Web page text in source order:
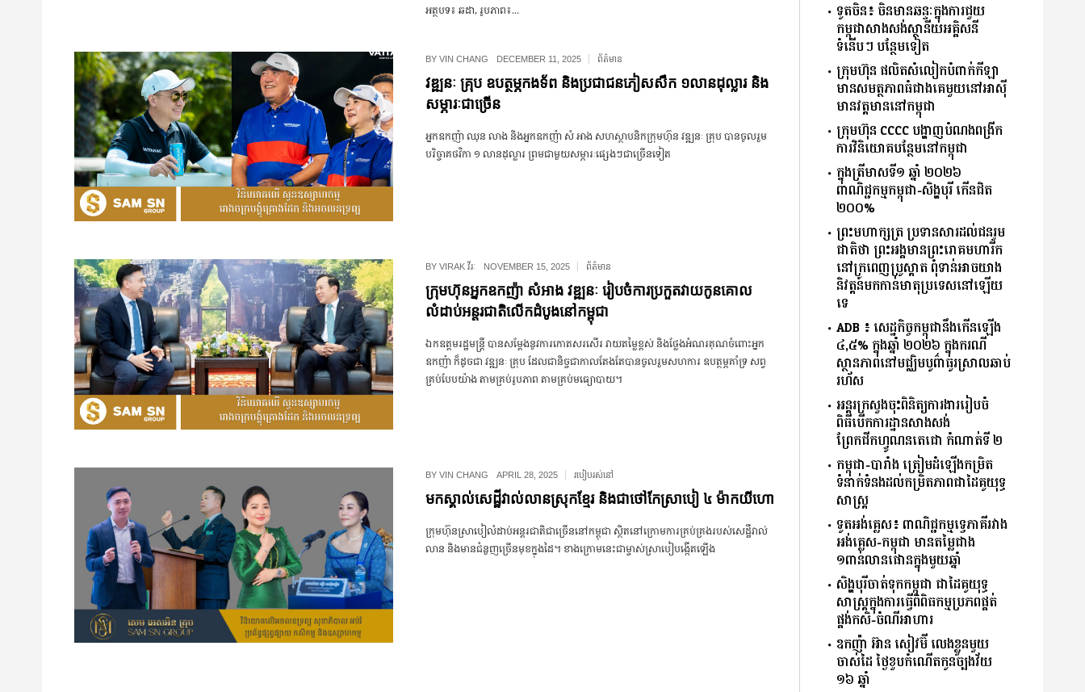
អត្ថបទ៖ ឆដា, រូបភាព៖...
BYVIN CHANG DECEMBER 11, 2025 ព័ត៌មាន
វឌ្ឍនៈ គ្រុប ឧបត្ថម្ភកងទ័ព និងប្រជាជនភៀសសឹក ១លានដុល្លារ និង
សម្ភារៈជាច្រើន
អ្នកឧកញ៉ា ឈុន លាង និង​អ្នក​ឧកញ៉ា សំ អាង សហស្ថាបនិកក្រុមហ៊ុន​ វឌ្ឍនៈ គ្រុប បាន​ចូលរួម​
បរិច្ចាគ​ថវិកា ១ លាន​ដុល្លារ ព្រម​ជាមួយ​សម្ភារៈ​ផ្សេង​ៗ​ជាច្រើន​ទៀត
BYVIRAK វីរៈ NOVEMBER 15, 2025 ព័ត៌មាន
ក្រុមហ៊ុនអ្នកឧកញ៉ា សំអាង វឌ្ឍនៈ រៀបចំការប្រកួតវាយកូនគោល
លំដាប់អន្តរជាតិលើកដំបូងនៅកម្ពុជា
ឯកឧត្តមរដ្ឋមន្ត្រី បានសម្តែងនូវការកោតសរសើរ វាយតម្លៃខ្ពស់ និងថ្លែងអំណរគុណចំពោះអ្នក
ឧកញ៉ា ក៏ដូចជា វឌ្ឍនៈ គ្រុប ដែលជានិច្ចជាកាលតែងតែបានចូលរួមសហការ ឧបត្ថម្ភគាំទ្រ សព្វ
គ្រប់បែបយ៉ាង តាមគ្រប់រូបភាព តាមគ្រប់មធ្យោបាយ។
BYVIN CHANG APRIL 28, 2025 របៀបរស់នៅ
មកស្គាល់សេដ្ឋីវាល់លានស្រុកខ្មែរ និងជាថៅកែ​ស្រាបៀ ៤ ម៉ាកយីហោ
ក្រុមហ៊ុន​ស្រាបៀ​លំដាប់​អន្តរជាតិ​ជាច្រើន​នៅ​កម្ពុជា ស្ថិត​នៅ​ក្រោម​ការ​គ្រប់គ្រង​របស់​សេដ្ឋី​វាល់​
លាន និង​មាន​ជំនួញ​ច្រើន​មុខ​ក្នុង​ដៃ។ ខាងក្រោម​នេះ​ជា​ម្ចាស់​ស្រាបៀ​បង្កើត​ឡើង​
ទូតចិន៖ ចិនមានឆន្ទៈក្នុងការជួយ
កម្ពុជាសាងសង់ស្ថានីយអគ្គិសនី
ទំនើបៗ បន្ថែមទៀត
ក្រុមហ៊ុន ផលិតសំលៀកបំពាក់កីឡា
មានសមត្ថភាពធំជាងគេមួយនៅអាស៊ី
មានវត្តមាននៅកម្ពុជា
ក្រុមហ៊ុន CCCC បង្ហាញបំណងពង្រីក
ការវិនិយោគបន្ថែមនៅកម្ពុជា
ក្នុងត្រីមាសទី១ ឆ្នាំ ២០២៦
ពាណិជ្ជកម្មកម្ពុជា-សិង្ហបុរី កើនជិត
២០០%
ព្រះមហាក្សត្រ​ ប្រទានសារ​ដល់​ជនរួម
ជាតិថា​ ព្រះអង្គមានព្រះរោគមហារីក
នៅក្រពេញប្រូស្តាត ​ពុំ​ទាន់​អាច​យាង
និវត្តន៍​មក​កាន់​មាតុប្រទេស​នៅ​ឡើយ​
ទេ​
ADB ៖ សេដ្ឋកិច្ចកម្ពុជានឹងកើនឡើង
៤,៥% ក្នុងឆ្នាំ ២០២៦ ក្នុងករណី
ស្ថានភាពនៅមជ្ឈិមបូព៌ាធូរស្រាលឆាប់
រហ័ស
អន្តរក្រសួងចុះពិនិត្យការងាររៀបចំ
ពិធីបើកការដ្ឋានសាងសង់
ព្រែកជីកហ្វូណនតេជោ កំណាត់ទី ២
កម្ពុជា-បារាំង ត្រៀមដំឡើងកម្រិត
ទំនាក់ទំនងដល់កម្រិតភាពជាដៃគូយុទ្ធ
សាស្ត្រ
ទូតអង់គ្លេស៖ ពាណិជ្ជកម្មទ្វេភាគីរវាង
អង់គ្លេស-កម្ពុជា មានតម្លៃជាង
១ពាន់លានផោនក្នុងមួយឆ្នាំ
សិង្ហបុរីចាត់ទុកកម្ពុជា ជាដៃគូយុទ្ធ
សាស្ត្រក្នុងការធ្វើពិពិធកម្មប្រភពផ្គត់
ផ្គង់កសិ-ចំណីអាហារ
ឧកញ៉ា អ៊ាន សៀវម៊ី លេងខ្លួនមួយ
ចាស់ដៃ ថ្ងៃខួបកំណើតកូនច្បងវ័យ
១៦ ឆ្នាំ